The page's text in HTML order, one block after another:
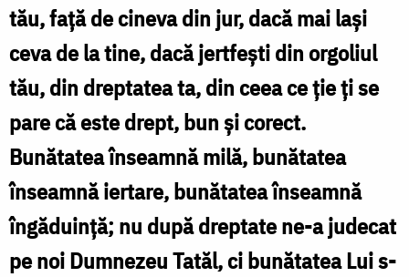
tău, faţă de cineva din jur, dacă mai laşi
ceva de la tine, dacă jertfeşti din orgoliul
tău, din dreptatea ta, din ceea ce ţie ţi se
pare că este drept, bun şi corect.
Bunătatea înseamnă milă, bunătatea
înseamnă iertare, bunătatea înseamnă
îngăduinţă; nu după dreptate ne-a judecat
pe noi Dumnezeu Tatăl, ci bunătatea Lui s-